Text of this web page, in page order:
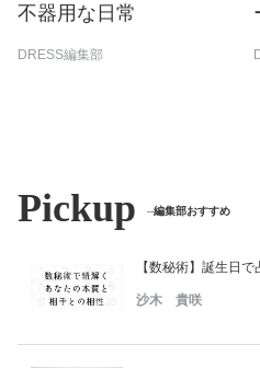
不器用な日常
DRESS編集部
Pickup 編集部おすすめ
【数秘術】誕生日
沙木 貴咲